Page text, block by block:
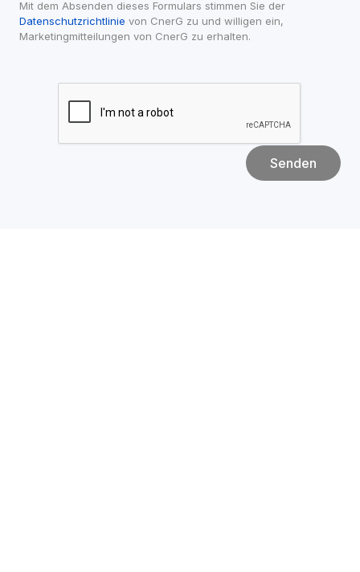
Datenschutzrichtlinie von CnerG zu und willigen ein,
Marketingmitteilungen von CnerG zu erhalten.
Senden